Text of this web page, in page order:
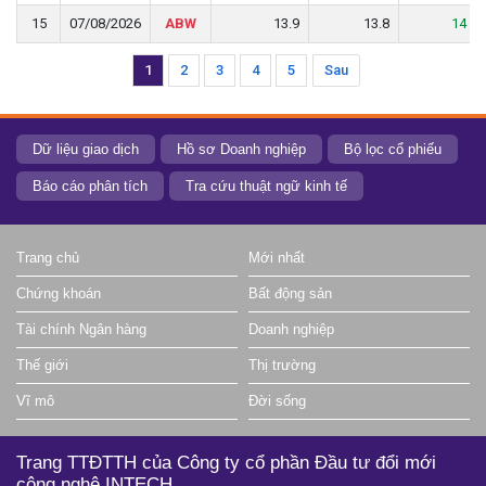
15 07/08/2026 ABW 13.9 13.8 14
15 07/08/2026 ABW 13.9 13.8 14
1 2 3 4 5 Sau
Dữ liệu giao dịch Hồ sơ Doanh nghiệp Bộ lọc cổ phiếu
Báo cáo phân tích Tra cứu thuật ngữ kinh tế
Trang chủ Mới nhất
Chứng khoán Bất động sản
Tài chính Ngân hàng Doanh nghiệp
Thế giới Thị trường
Vĩ mô Đời sống
Trang TTĐTTH của Công ty cổ phần Đầu tư đổi mới